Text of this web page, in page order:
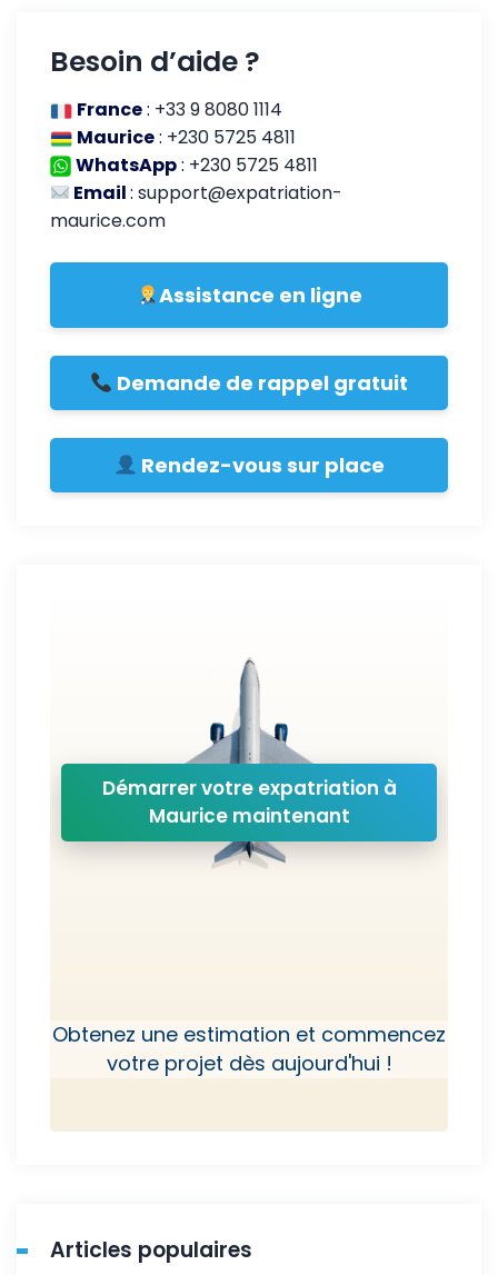
Besoin d’aide ?
France: +33 9 8080 1114
Maurice: +230 5725 4811
WhatsApp: +230 5725 4811
Email:support@expatriation-
maurice.com
Assistance en ligne
Demande de rappel gratuit
Rendez-vous sur place
Démarrer votre expatriation à
Maurice maintenant
Obtenez une estimation et commencez
votre projet dès aujourd'hui !
Articles populaires